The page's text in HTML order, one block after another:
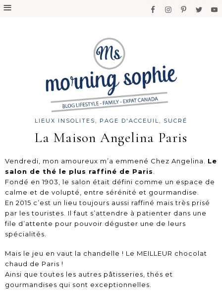
LIEUX INSOLITES, PAGE D'ACCEUIL, SUCRÉ
La Maison Angelina Paris
Vendredi, mon amoureux m’a emmené Chez Angelina. Le
salon de thé le plus raffiné de Paris
Fondé en 1903, le salon était défini comme un espace de
calme et de volupté, entre sérénité et gourmandise.
En 2015 c’est un lieu toujours aussi raffiné mais très prisé
par les touristes. Il faut s’attendre à patienter dans une
file d’attente pour pouvoir déguster une de leurs
spécialités.
Mais le jeu en vaut la chandelle ! Le MEILLEUR chocolat
chaud de Paris !
Ainsi que toutes les autres pâtisseries, thés et
gourmandises qui sont exceptionnelles.